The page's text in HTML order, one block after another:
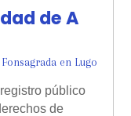
de A
en Lugo
público
de